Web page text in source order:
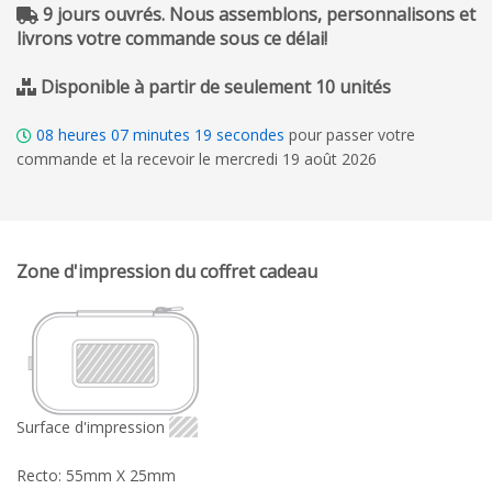
9 jours ouvrés. Nous assemblons, personnalisons et
livrons votre commande sous ce délai!
Disponible à partir de seulement 10 unités
08 heures 07 minutes 18 secondes pour passer votre
commande et la recevoir le mercredi 19 août 2026
Zone d'impression du coffret cadeau
Surface d'impression
Recto: 55mm X 25mm